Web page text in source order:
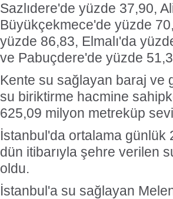
Sazlıdere'de yüzde 37,90,
Büyükçekmece'de yüzde
yüzde 86,83, Elmalı'da
ve Pabuçdere'de yüzde
Kente su sağlayan baraj ve
su biriktirme hacmine
625,09 milyon metreküp
İstanbul'da ortalama
dün itibarıyla şehre verilen
oldu.
İstanbul'a su sağlayan